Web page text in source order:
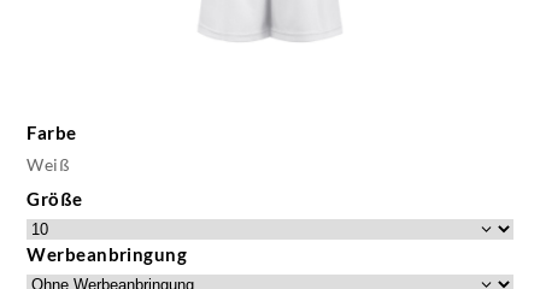
Farbe
Weiß
Größe
Werbeanbringung